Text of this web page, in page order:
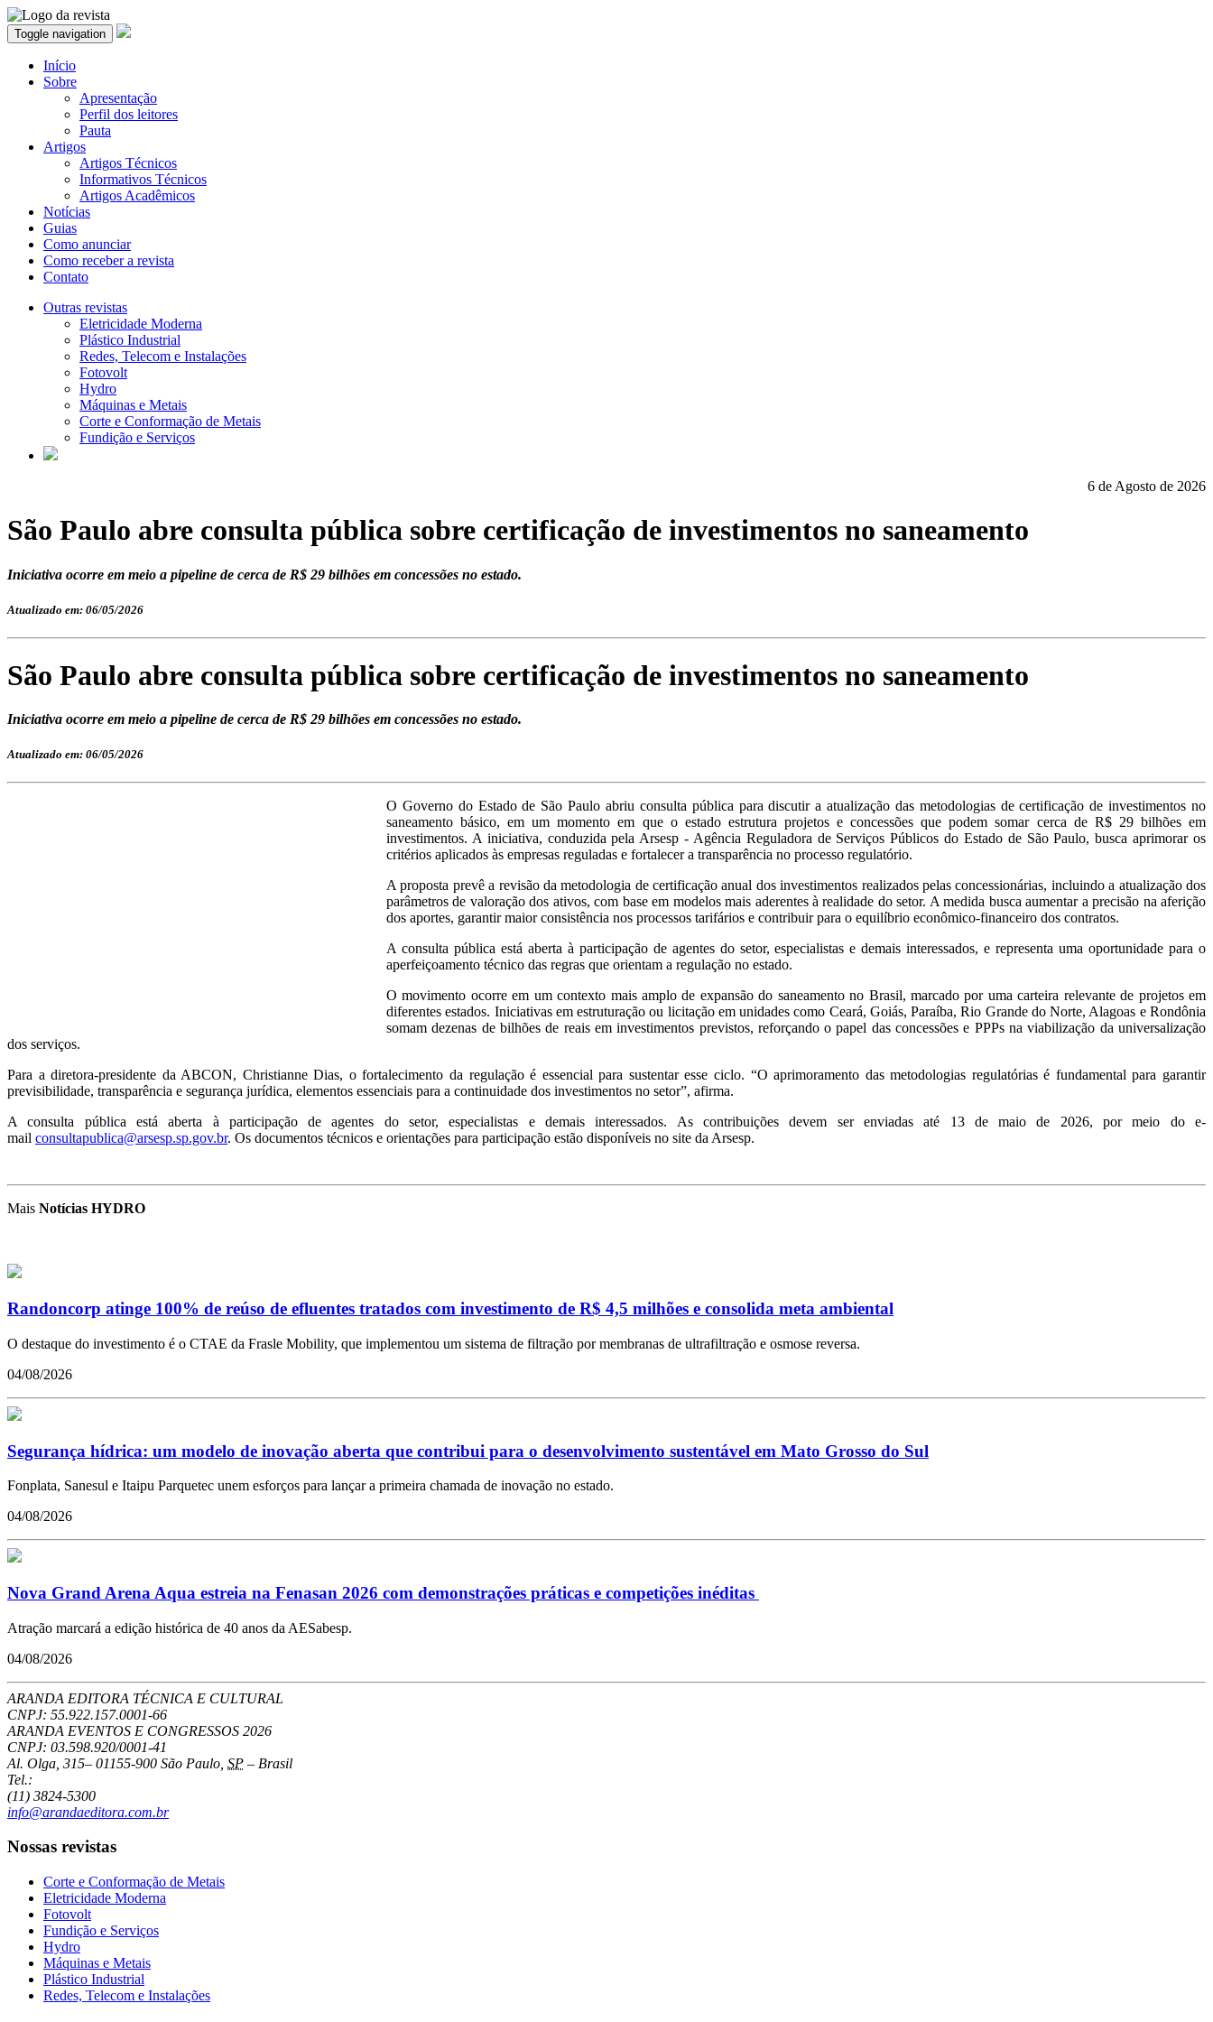
Toggle navigation
Início
Sobre
Apresentação
Perfil dos leitores
Pauta
Artigos
Artigos Técnicos
Informativos Técnicos
Artigos Acadêmicos
Notícias
Guias
Como anunciar
Como receber a revista
Contato
Outras revistas
Eletricidade Moderna
Plástico Industrial
Redes, Telecom e Instalações
Fotovolt
Hydro
Máquinas e Metais
Corte e Conformação de Metais
Fundição e Serviços
6 de Agosto de 2026
São Paulo abre consulta pública sobre certificação de investimentos no saneamento
Iniciativa ocorre em meio a pipeline de cerca de R$ 29 bilhões em concessões no estado.
Atualizado em: 06/05/2026
São Paulo abre consulta pública sobre certificação de investimentos no saneamento
Iniciativa ocorre em meio a pipeline de cerca de R$ 29 bilhões em concessões no estado.
Atualizado em: 06/05/2026
O Governo do Estado de São Paulo abriu consulta pública para discutir a atualização das metodologias de certificação de investimentos no
saneamento básico, em um momento em que o estado estrutura projetos e concessões que podem somar cerca de R$ 29 bilhões em
investimentos. A iniciativa, conduzida pela Arsesp - Agência Reguladora de Serviços Públicos do Estado de São Paulo, busca aprimorar os
critérios aplicados às empresas reguladas e fortalecer a transparência no processo regulatório.
A proposta prevê a revisão da metodologia de certificação anual dos investimentos realizados pelas concessionárias, incluindo a atualização dos
parâmetros de valoração dos ativos, com base em modelos mais aderentes à realidade do setor. A medida busca aumentar a precisão na aferição
dos aportes, garantir maior consistência nos processos tarifários e contribuir para o equilíbrio econômico-financeiro dos contratos.
A consulta pública está aberta à participação de agentes do setor, especialistas e demais interessados, e representa uma oportunidade para o
aperfeiçoamento técnico das regras que orientam a regulação no estado.
O movimento ocorre em um contexto mais amplo de expansão do saneamento no Brasil, marcado por uma carteira relevante de projetos em
diferentes estados. Iniciativas em estruturação ou licitação em unidades como Ceará, Goiás, Paraíba, Rio Grande do Norte, Alagoas e Rondônia
somam dezenas de bilhões de reais em investimentos previstos, reforçando o papel das concessões e PPPs na viabilização da universalização
dos serviços.
Para a diretora-presidente da ABCON, Christianne Dias, o fortalecimento da regulação é essencial para sustentar esse ciclo. “O aprimoramento das metodologias regulatórias é fundamental para garantir
previsibilidade, transparência e segurança jurídica, elementos essenciais para a continuidade dos investimentos no setor”, afirma.
A consulta pública está aberta à participação de agentes do setor, especialistas e demais interessados. As contribuições devem ser enviadas até 13 de maio de 2026, por meio do e-
mail consultapublica@arsesp.sp.gov.br. Os documentos técnicos e orientações para participação estão disponíveis no site da Arsesp.
Mais Notícias HYDRO
Randoncorp atinge 100% de reúso de efluentes tratados com investimento de R$ 4,5 milhões e consolida meta ambiental
O destaque do investimento é o CTAE da Frasle Mobility, que implementou um sistema de filtração por membranas de ultrafiltração e osmose reversa.
04/08/2026
Segurança hídrica: um modelo de inovação aberta que contribui para o desenvolvimento sustentável em Mato Grosso do Sul
Fonplata, Sanesul e Itaipu Parquetec unem esforços para lançar a primeira chamada de inovação no estado.
04/08/2026
Nova Grand Arena Aqua estreia na Fenasan 2026 com demonstrações práticas e competições inéditas
Atração marcará a edição histórica de 40 anos da AESabesp.
04/08/2026
ARANDA EDITORA TÉCNICA E CULTURAL
CNPJ: 55.922.157.0001-66
ARANDA EVENTOS E CONGRESSOS 2026
CNPJ: 03.598.920/0001-41
Al. Olga, 315– 01155-900 São Paulo SP – Brasil
Tel.:
(11) 3824-5300
info@arandaeditora.com.br
Nossas revistas
Corte e Conformação de Metais
Eletricidade Moderna
Fotovolt
Fundição e Serviços
Hydro
Máquinas e Metais
Plástico Industrial
Redes, Telecom e Instalações